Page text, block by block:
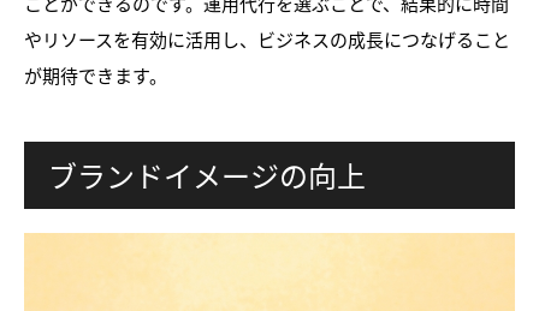
やリソースを有効に活用し、ビジネスの成長につなげること
が期待できます。
ブランドイメージの向上